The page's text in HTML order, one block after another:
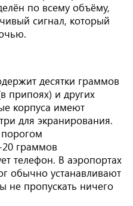
по всему объёму,
сигнал, который
десятки граммов
припоях) и других
корпуса имеют
для экранирования.
20 граммов
телефон. В аэропортах
обычно устанавливают
не пропускать ничего